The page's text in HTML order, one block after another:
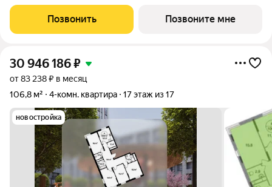
монолитный. ТОЛЬКО ДО 31 АВГУСТА выгодные условия на
приобретение квартиры в
Позвонить Позвоните мне
30 946 186₽
от 83 238 ₽ в месяц
106,8 м²
4-комн. квартира 17 этаж из 17
новостройка